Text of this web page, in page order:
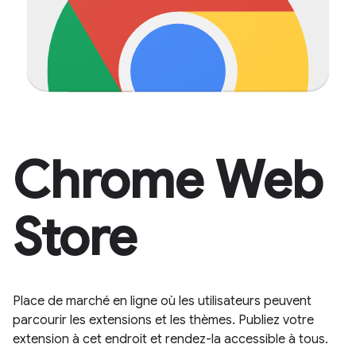
Chrome Web
Store
Place de marché en ligne où les utilisateurs peuvent
parcourir les extensions et les thèmes. Publiez votre
extension à cet endroit et rendez-la accessible à tous.